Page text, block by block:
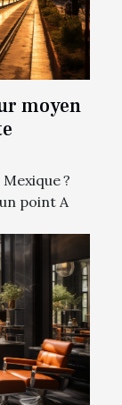
moyen
?
point A